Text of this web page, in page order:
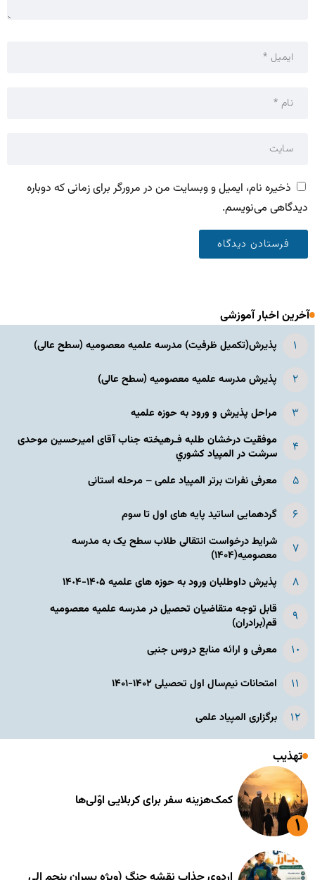
ذخیره نام، ایمیل و وبسایت من در مرورگر برای زمانی که دوباره
دیدگاهی می‌نویسم.
آخرین اخبار آموزشی
پذیرش(تکمیل ظرفیت) مدرسه علمیه معصومیه‌ (سطح عالی)
پذیرش مدرسه علمیه معصومیه‌ (سطح عالی)
مراحل پذیرش و ورود به حوزه علمیه
موفقیت درخشان طلبه فـرهیخته جناب آقای امیرحسین موحدی
سرشت در المپياد كشوري
معرفی نفرات برتر المپیاد علمی – مرحله استانی
گردهمایی اساتید پایه های اول تا سوم
شرایط درخواست انتقالی طلاب سطح یک به مدرسه
معصومیه(۱۴۰۴)
پذیرش داوطلبان ورود به حوزه های علمیه ١۴٠۵-١۴٠۴
قابل توجه متقاضیان تحصیل در مدرسه علمیه معصومیه
قم(برادران)
معرفی و ارائه منابع دروس جنبی
امتحانات نیم‌سال اول تحصیلی ۱۴۰۲-۱۴۰۱
برگزاری المپیاد علمی
تهذیب
کمک‌هزینه سفر برای کربلایی اوّلی‌ها